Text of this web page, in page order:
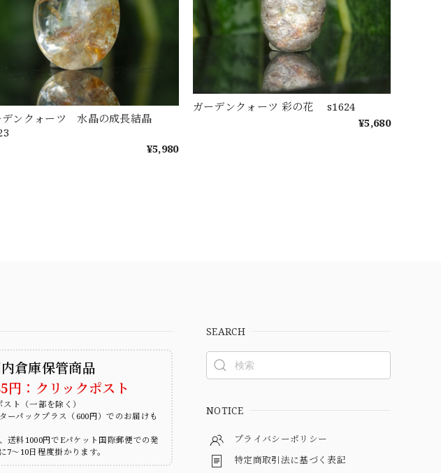
デンクォーツ 水晶の成長結晶
¥5,980
ガーデンクォーツ 彩の花 s1624
¥5,680
倉庫保管商品
円：クリックポスト
ト（一部を除く）
ーパックプラス（600円）でのお届けも
送料1000円でEパケット国際郵便での発
～10日程度掛かります。
SEARCH
NOTICE
プライバシーポリシー
特定商取引法に基づく表記